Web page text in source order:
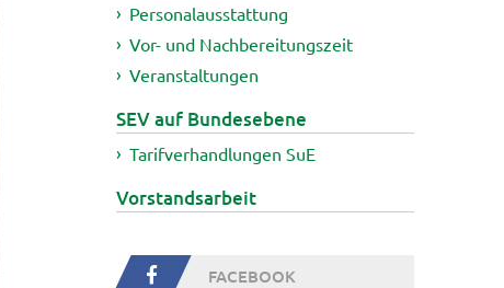
Personalausstattung
Vor- und Nachbereitungszeit
Veranstaltungen
SEV auf Bundesebene
Tarifverhandlungen SuE
Vorstandsarbeit
FACEBOOK